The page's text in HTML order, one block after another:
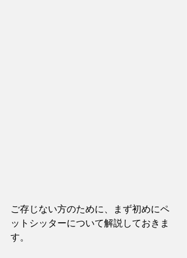
ご存じない方のために、まず初めにペ
ットシッターについて解説しておきま
す。